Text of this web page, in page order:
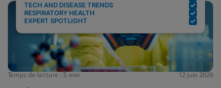
TECH AND DISEASE TRENDS
RESPIRATORY HEALTH
EXPERT SPOTLIGHT
Temps de lecture : 5 min 12 juin 2026